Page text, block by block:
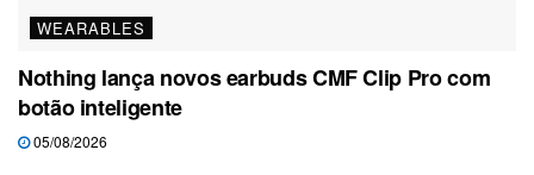
WEARABLES
Nothing lança novos earbuds CMF Clip Pro com
botão inteligente
05/08/2026